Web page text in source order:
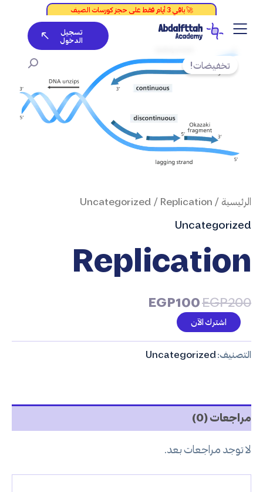
تسجيل
الدخول
تخفيضات!
الرئيسية /
Uncategorized / Replication
Uncategorized
Replication
EGP200
الأصلي
EGP100
الحالي
هو:
Replication
اشترك الآن
التصنيف: Uncategorized
مراجعات (0)
لا توجد مراجعات بعد.